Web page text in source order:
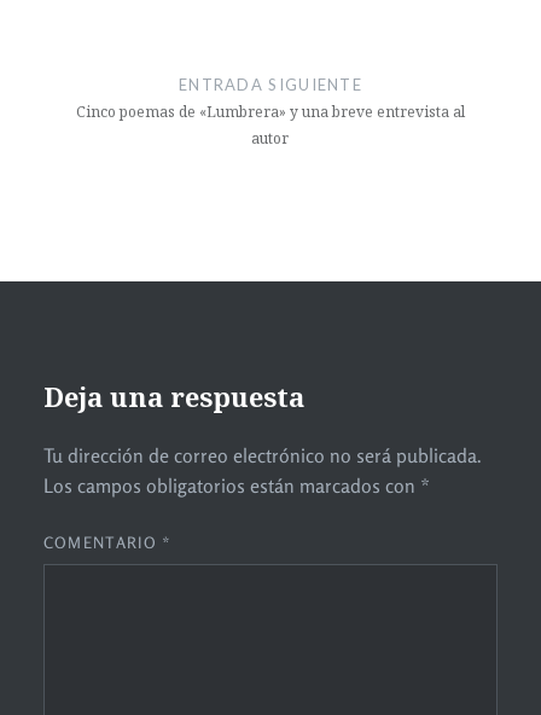
ENTRADA SIGUIENTE
Cinco poemas de «Lumbrera» y una breve entrevista al
autor
Deja una respuesta
Tu dirección de correo electrónico no será publicada.
Los campos obligatorios están marcados con *
COMENTARIO *